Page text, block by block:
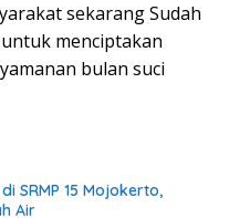
sekarang Sudah
menciptakan
bulan suci
SRMP 15 Mojokerto,
Air